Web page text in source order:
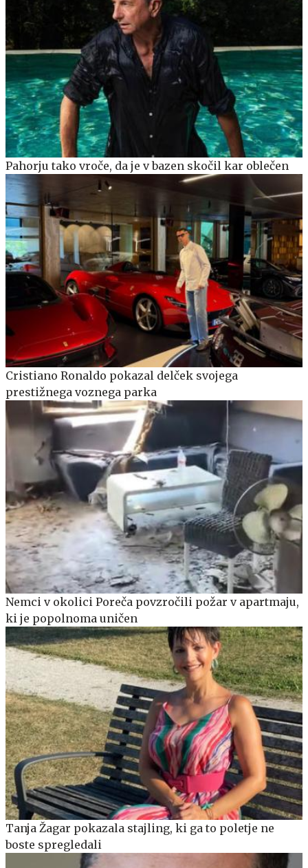
Pahorju tako vroče, da je v bazen skočil kar oblečen
Cristiano Ronaldo pokazal delček svojega
prestižnega voznega parka
Nemci v okolici Poreča povzročili požar v apartmaju,
ki je popolnoma uničen
Tanja Žagar pokazala stajling, ki ga to poletje ne
boste spregledali